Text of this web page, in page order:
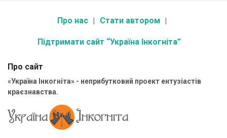
Про нас Стати автором
Підтримати сайт “Україна Інкогніта”
Про сайт
«Україна Інкогніта» - неприбутковий проект ентузіастів
краєзнавства.